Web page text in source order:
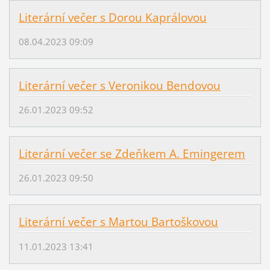
Literární večer s Dorou Kaprálovou
08.04.2023 09:09
Literární večer s Veronikou Bendovou
26.01.2023 09:52
Literární večer se Zdeňkem A. Emingerem
26.01.2023 09:50
Literární večer s Martou Bartoškovou
11.01.2023 13:41